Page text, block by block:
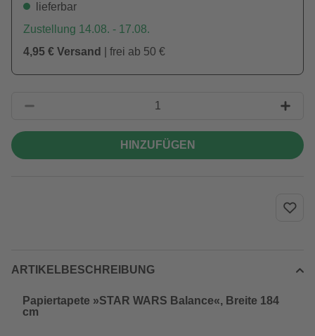
lieferbar
Zustellung 14.08. - 17.08.
4,95 € Versand
| frei ab 50 €
HINZUFÜGEN
ARTIKELBESCHREIBUNG
Papiertapete »STAR WARS Balance«, Breite 184
cm